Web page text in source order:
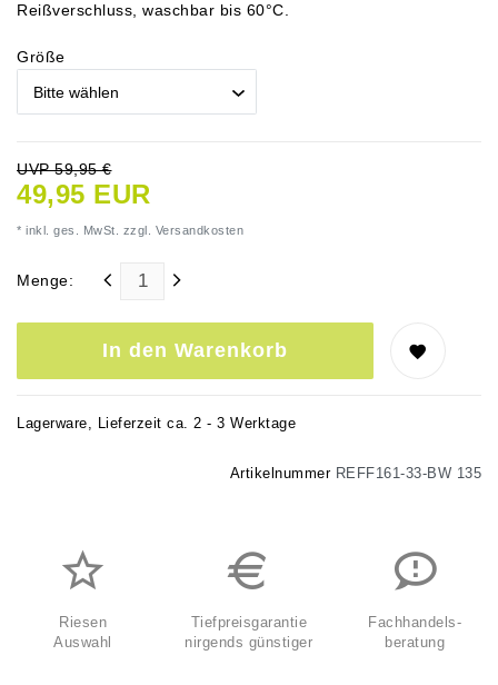
Reißverschluss, waschbar bis 60°C.
Größe
UVP 59,95 €
49,95 EUR
* inkl. ges. MwSt. zzgl. Versandkosten
Menge:
In den Warenkorb
Lagerware, Lieferzeit ca. 2 - 3 Werktage
Artikelnummer REFF161-33-BW 135
Riesen
Auswahl
Tiefpreisgarantie
nirgends günstiger
Fachhandels-
beratung